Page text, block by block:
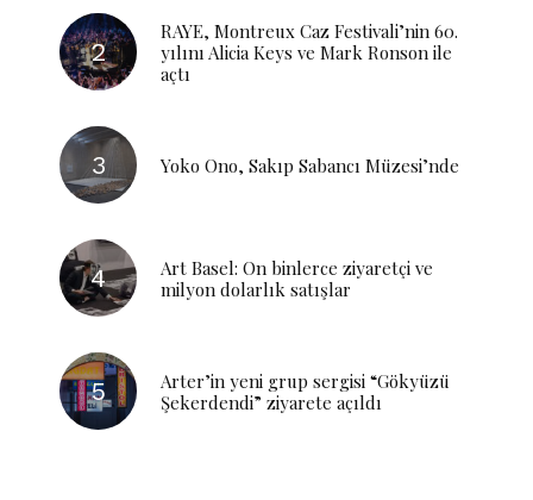
RAYE, Montreux Caz Festivali’nin 60.
yılını Alicia Keys ve Mark Ronson ile
açtı
Yoko Ono, Sakıp Sabancı Müzesi’nde
Art Basel: On binlerce ziyaretçi ve
milyon dolarlık satışlar
Arter’in yeni grup sergisi “Gökyüzü
Şekerdendi” ziyarete açıldı